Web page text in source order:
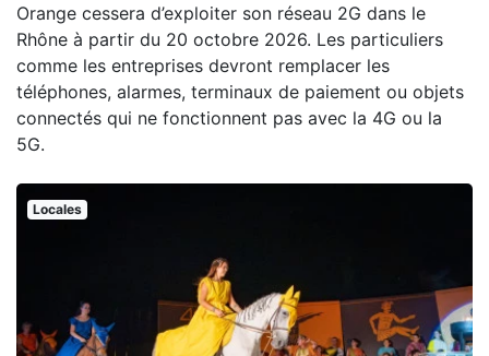
Orange cessera d’exploiter son réseau 2G dans le
Rhône à partir du 20 octobre 2026. Les particuliers
comme les entreprises devront remplacer les
téléphones, alarmes, terminaux de paiement ou objets
connectés qui ne fonctionnent pas avec la 4G ou la
5G.
Locales